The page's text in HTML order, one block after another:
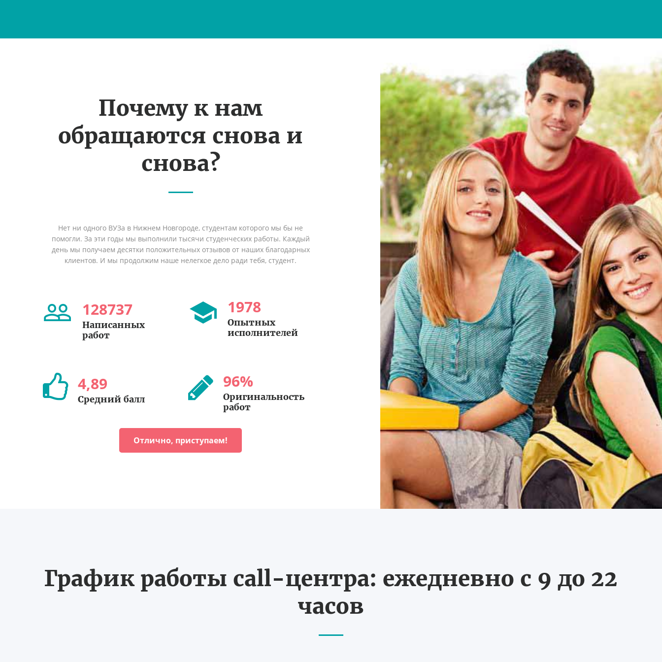
Почему к нам
обращаются снова и
снова?
Нет ни одного ВУЗа в Нижнем Новгороде, студентам которого мы бы не
помогли. За эти годы мы выполнили тысячи студенческих работы. Каждый
день мы получаем десятки положительных отзывов от наших благодарных
клиентов. И мы продолжим наше нелегкое дело ради тебя, студент.
128737
Написанных
работ
1978
Опытных
исполнителей
4,89
Средний балл
96%
Оригинальность
работ
Отлично, приступаем!
График работы call-центра: ежедневно с 9 до 22
часов